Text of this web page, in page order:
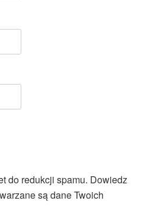
do redukcji spamu. Dowiedz
są dane Twoich